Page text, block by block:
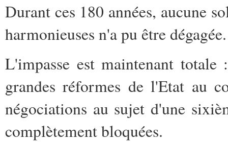
Durant ces 180 années, aucune
harmonieuses n'a pu être dégagée.
L'impasse est maintenant
grandes réformes de l'Etat au
négociations au sujet d'une
complètement bloquées.